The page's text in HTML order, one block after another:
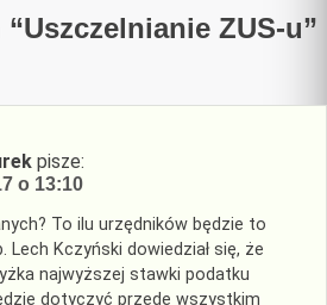
Uszczelnianie ZUS-u”
pisze:
o 13:10
To ilu urzędników będzie to
Lech Kczyński dowiedział się, że
najwyższej stawki podatku
dotyczyć przede wszystkim